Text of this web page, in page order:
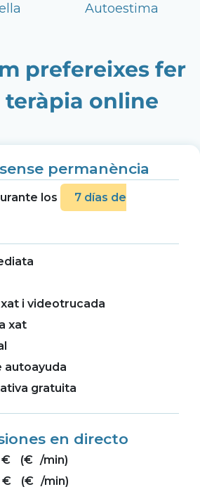
Autoestima
prefereixes fer
teràpia online
permanència
los
7 días de
i videotrucada
xat
autoayuda
gratuita
en directo
€ (€ /min)
€ (€ /min)